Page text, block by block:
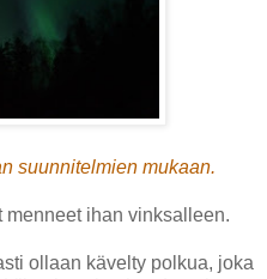
suunnitelmien mukaan.
ihan vinksalleen.
ollaan kävelty polkua, joka